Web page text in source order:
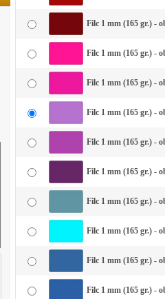
Filc 1 mm (165 gr.) -
Filc 1 mm (165 gr.) -
Filc 1 mm (165 gr.) -
Filc 1 mm (165 gr.) -
Filc 1 mm (165 gr.) -
Filc 1 mm (165 gr.) -
Filc 1 mm (165 gr.) -
Filc 1 mm (165 gr.) -
Filc 1 mm (165 gr.) -
Filc 1 mm (165 gr.) -